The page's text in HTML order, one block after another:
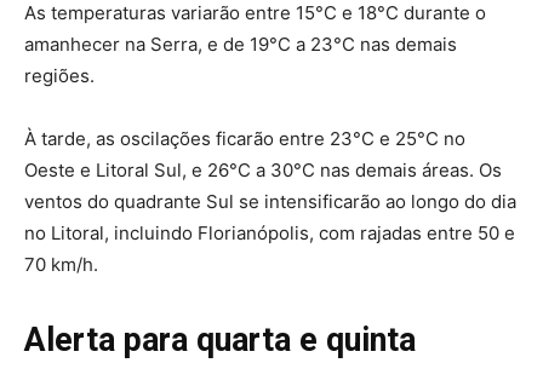
As temperaturas variarão entre 15°C e 18°C durante o
amanhecer na Serra, e de 19°C a 23°C nas demais
regiões.
À tarde, as oscilações ficarão entre 23°C e 25°C no
Oeste e Litoral Sul, e 26°C a 30°C nas demais áreas. Os
ventos do quadrante Sul se intensificarão ao longo do dia
no Litoral, incluindo Florianópolis, com rajadas entre 50 e
70 km/h.
Alerta para quarta e quinta